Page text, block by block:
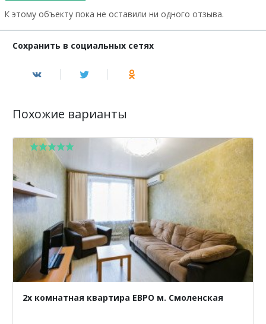
К этому объекту пока не оставили ни одного отзыва.
Сохранить в социальных сетях
Похожие варианты
2х комнатная квартира ЕВРО м. Смоленская